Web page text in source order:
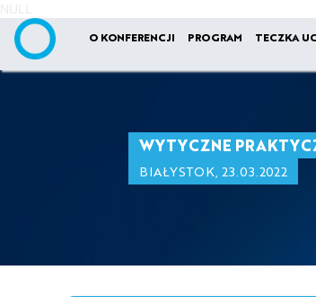
O KONFERENCJI
PROGRAM TECZKA
WYTYCZNE
BIAŁYSTOK, 23.03.2022